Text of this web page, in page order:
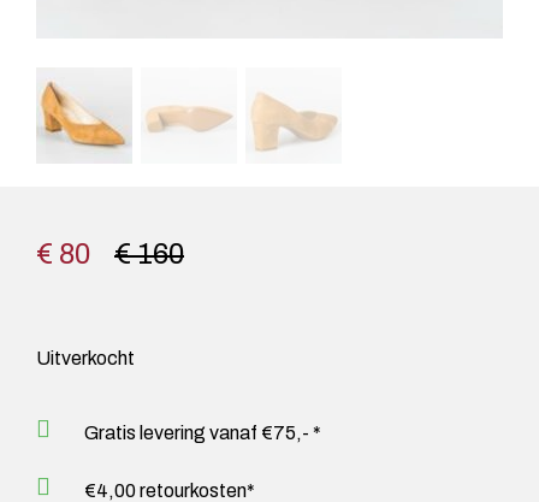
€ 160
€ 80
Uitverkocht
Gratis levering vanaf €75,- *
€4,00 retourkosten*